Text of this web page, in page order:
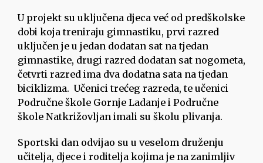
U projekt su uključena djeca već od predškolske
dobi koja treniraju gimnastiku, prvi razred
uključen je u jedan dodatan sat na tjedan
gimnastike, drugi razred dodatan sat nogometa,
četvrti razred ima dva dodatna sata na tjedan
biciklizma. Učenici trećeg razreda, te učenici
Područne škole Gornje Ladanje i Područne
škole Natkrižovljan imali su školu plivanja.
Sportski dan odvijao su u veselom druženju
učitelja, djece i roditelja kojima je na zanimljiv